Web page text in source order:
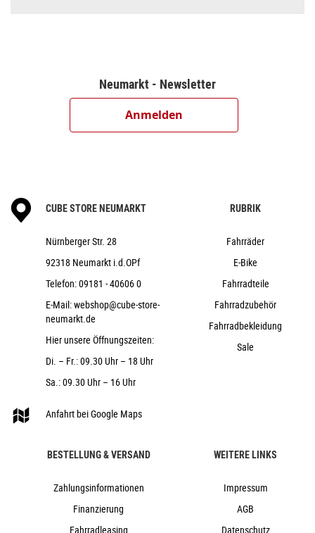
Neumarkt - Newsletter
Anmelden
CUBE STORE NEUMARKT
Nürnberger Str. 28
92318 Neumarkt i.d.OPf
Telefon:09181 - 40606 0
E-Mail:webshop@cube-store-
neumarkt.de
Hier unsere Öffnungszeiten:
Di. – Fr.: 09.30 Uhr – 18 Uhr
Sa.: 09.30 Uhr – 16 Uhr
Anfahrt bei Google Maps
RUBRIK
Fahrräder
E-Bike
Fahrradteile
Fahrradzubehör
Fahrradbekleidung
Sale
BESTELLUNG & VERSAND
Zahlungsinformationen
Finanzierung
Fahrradleasing
WEITERE LINKS
Impressum
AGB
Datenschutz